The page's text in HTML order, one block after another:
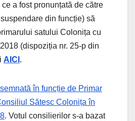
a fost pronunțată de către
din funcție) să
satului Colonița cu
(dispoziția nr. 25-p din
AICI .
în funcție de Primar
Sătesc Colonița în
. Votul consilierilor s-a bazat